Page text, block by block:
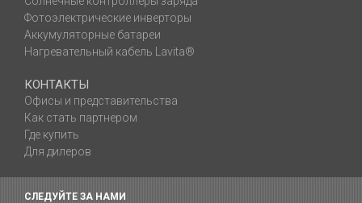
Фотоэлектрические инверторы
Аккумуляторные батареи
Нагревательный кабель Lavita®
КОНТАКТЫ
Офисы и представительства
Как стать партнером
Где купить
Для дилеров
СЛЕДУЙТЕ ЗА НАМИ